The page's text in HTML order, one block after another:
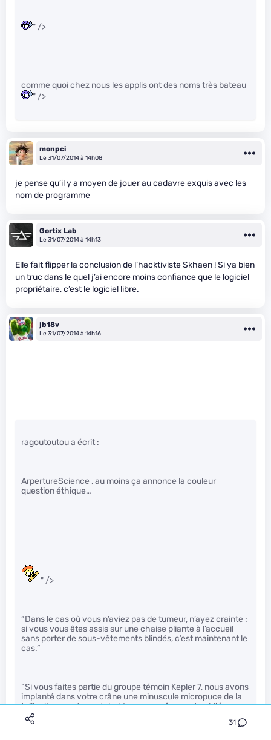
31
" />
comme quoi chez nous les applis ont des noms très bateau
" />
monpci
Le 31/07/2014 à 14h08
je pense qu’il y a moyen de jouer au cadavre exquis avec les
nom de programme
Gortix Lab
Le 31/07/2014 à 14h13
Elle fait flipper la conclusion de l’hacktiviste Skhaen ! Si ya bien
un truc dans le quel j’ai encore moins confiance que le logiciel
propriétaire, c’est le logiciel libre.
jb18v
Le 31/07/2014 à 14h16
ragoutoutou a écrit :
ArpertureScience , au moins ça annonce la couleur
question éthique…
" />
“Dans le cas où vous n’aviez pas de tumeur, n’ayez crainte :
si vous vous êtes assis sur une chaise pliante à l’accueil
sans porter de sous-vêtements blindés, c’est maintenant le
cas.”
“Si vous faites partie du groupe témoin Kepler 7, nous avons
implanté dans votre crâne une minuscule micropuce de la
taille d’une carte postale. Vous avez sûrement oublié
jusqu’à sa présence, mais si elle se met à vibrer et à sonner
pendant le prochain test, avertissez-nous : ça veut dire